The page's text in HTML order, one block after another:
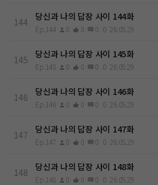
144 당신과 나의 답장 사이 144화
Ep.144 0 0 0 0 26.05.29
145 당신과 나의 답장 사이 145화
Ep.145 0 0 0 0 26.05.29
146 당신과 나의 답장 사이 146화
Ep.146 0 0 0 0 26.05.29
147 당신과 나의 답장 사이 147화
Ep.147 0 0 0 0 26.05.29
148 당신과 나의 답장 사이 148화
Ep.148 0 0 0 0 26.05.29